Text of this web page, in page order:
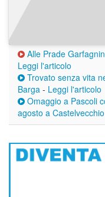
Alle Prade
Leggi l'articolo
Trovato senza vita
Barga - Leggi l'articolo
Omaggio a Pascoli
agosto a Castelvecchio